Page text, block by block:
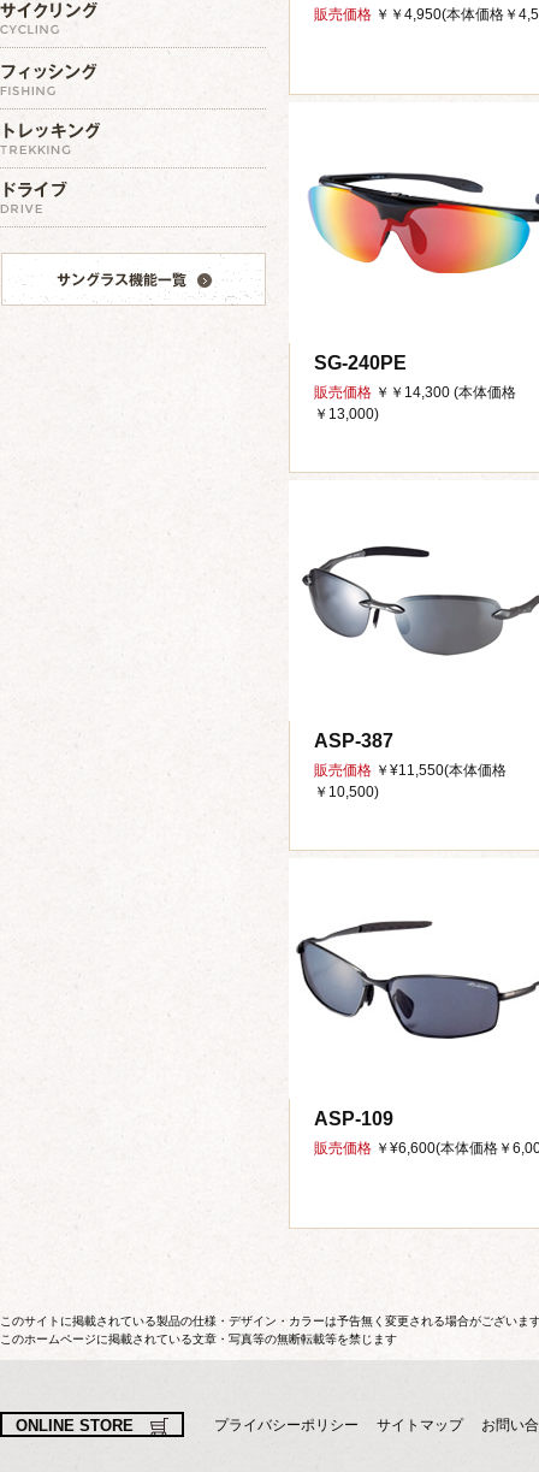
販売価格 ￥￥4,950(本体価格￥
SG-240PE
販売価格 ￥￥14,300 (本体価格
￥13,000)
ASP-387
販売価格 ￥¥11,550(本体価格
￥10,500)
ASP-109
販売価格 ￥¥6,600(本体価格￥
このサイトに掲載されている製品の仕様・デザイン・カラーは予告無く変更される場合がござい
このホームページに掲載されている文章・写真等の無断転載等を禁じます
ONLINE STORE プライバシーポリシー サイトマップ お問い